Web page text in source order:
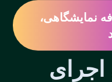
نمایشگاهی،